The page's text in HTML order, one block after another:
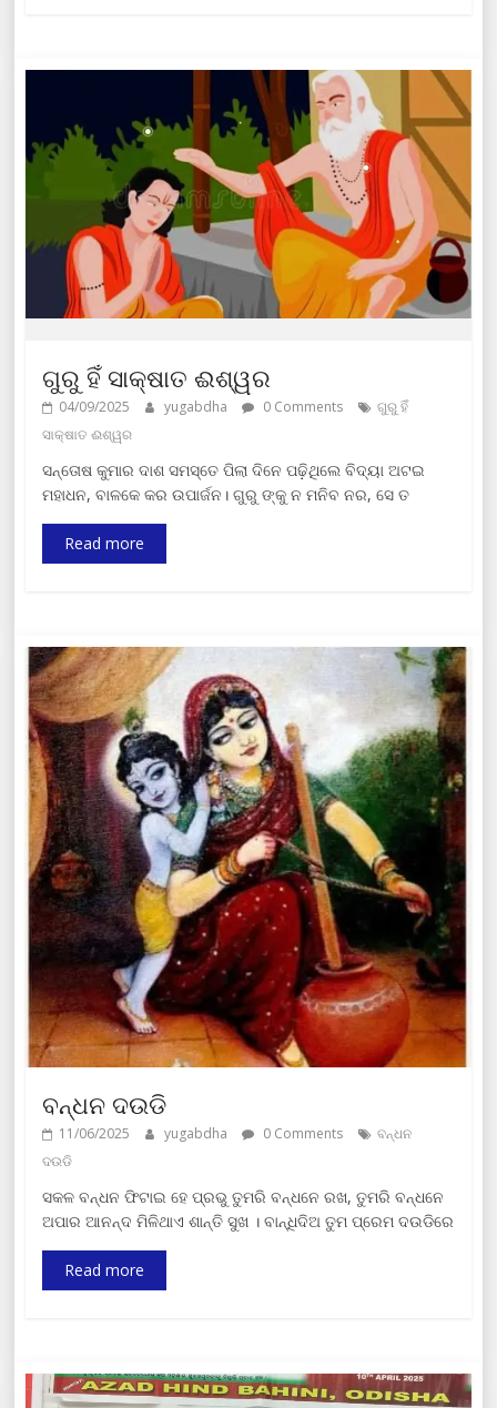
ଗୁରୁ ହିଁ ସାକ୍ଷାତ ଈଶ୍ୱର
04/09/2025 yugabdha 0 Comments
ଗୁରୁ ହିଁ
ସାକ୍ଷାତ ଈଶ୍ୱର
ସନ୍ତୋଷ କୁମାର ଦାଶ ସମସ୍ତେ ପିଲା ଦିନେ ପଢ଼ିଥିଲେ ବିଦ୍ୟା ଅଟଇ
ମହାଧନ, ବାଳକେ କର ଉପାର୍ଜନ। ଗୁରୁ ଙ୍କୁ ନ ମନିବ ନର, ସେ ତ
Read more
ବନ୍ଧନ ଦଉଡି
11/06/2025 yugabdha 0 Comments
ବନ୍ଧନ
ଦଉଡି
ସକଳ ବନ୍ଧନ ଫିଟାଇ ହେ ପ୍ରଭୁ ତୁମରି ବନ୍ଧନେ ରଖ, ତୁମରି ବନ୍ଧନେ
ଅପାର ଆନନ୍ଦ ମିଳିଥାଏ ଶାନ୍ତି ସୁଖ । ବାନ୍ଧିଦିଅ ତୁମ ପ୍ରେମ ଦଉଡିରେ
Read more